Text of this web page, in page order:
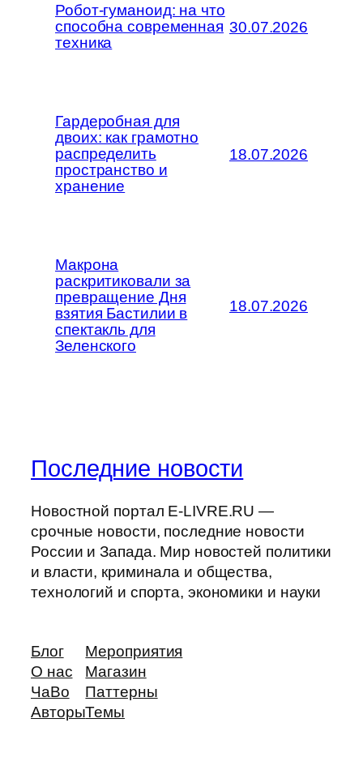
Робот-гуманоид: на что
способна современная
техника
30.07.2026
Гардеробная для
двоих: как грамотно
распределить
пространство и
хранение
18.07.2026
Макрона
раскритиковали за
превращение Дня
взятия Бастилии в
спектакль для
Зеленского
18.07.2026
Последние новости
Новостной портал E-LIVRE.RU —
срочные новости, последние новости
России и Запада. Мир новостей политики
и власти, криминала и общества,
технологий и спорта, экономики и науки
Блог
О нас
ЧаВо
Авторы
Мероприятия
Магазин
Паттерны
Темы